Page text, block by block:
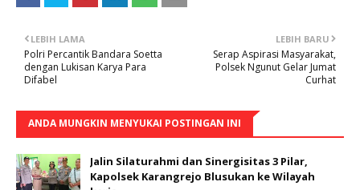
LEBIH BARU
Serap Aspirasi Masyarakat,
Polsek Ngunut Gelar Jumat
Curhat
LEBIH LAMA
Polri Percantik Bandara Soetta
dengan Lukisan Karya Para
Difabel
ANDA MUNGKIN MENYUKAI POSTINGAN INI
Jalin Silaturahmi dan Sinergisitas 3 Pilar,
Kapolsek Karangrejo Blusukan ke Wilayah